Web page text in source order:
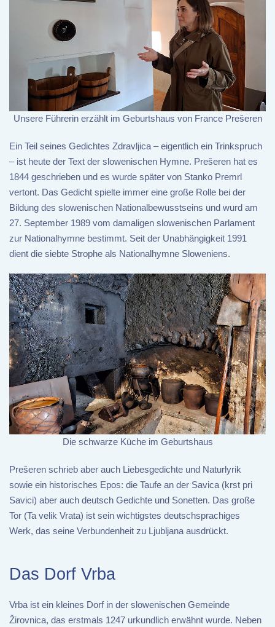
Unsere Führerin erzählt im Geburtshaus von France Prešeren
Ein Teil seines Gedichtes Zdravljica – eigentlich ein Trinkspruch
– ist heute der Text der slowenischen Hymne. Prešeren hat es
1844 geschrieben und es wurde später von Stanko Premrl
vertont. Das Gedicht spielte immer eine große Rolle bei der
Bildung des slowenischen Nationalbewusstseins und wurd am
27. September 1989 vom damaligen slowenischen Parlament
zur Nationalhymne bestimmt. Seit der Unabhängigkeit 1991
dient die siebte Strophe als Nationalhymne Sloweniens.
Die schwarze Küche im Geburtshaus
Prešeren schrieb aber auch Liebesgedichte und Naturlyrik
sowie ein historisches Epos: die Taufe an der Savica (krst pri
Savici) aber auch deutsch Gedichte und Sonetten. Das große
Tor (Ta velik Vrata) ist sein wichtigstes deutschsprachiges
Werk, das seine Verbundenheit zu Ljubljana ausdrückt.
Das Dorf Vrba
Vrba ist ein kleines Dorf in der slowenischen Gemeinde
Žirovnica, das erstmals 1247 urkundlich erwähnt wurde. Neben